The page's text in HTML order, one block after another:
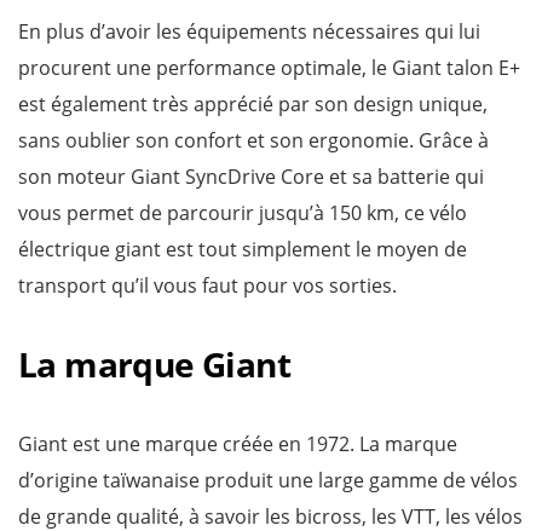
En plus d’avoir les équipements nécessaires qui lui
procurent une performance optimale, le Giant talon E+
est également très apprécié par son design unique,
sans oublier son confort et son ergonomie. Grâce à
son moteur Giant SyncDrive Core et sa batterie qui
vous permet de parcourir jusqu’à 150 km, ce vélo
électrique giant est tout simplement le moyen de
transport qu’il vous faut pour vos sorties.
La marque Giant
Giant est une marque créée en 1972. La marque
d’origine taïwanaise produit une large gamme de vélos
de grande qualité, à savoir les bicross, les VTT, les vélos